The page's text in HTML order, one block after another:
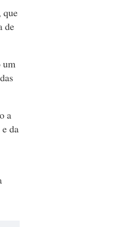
que
de
um
a
da